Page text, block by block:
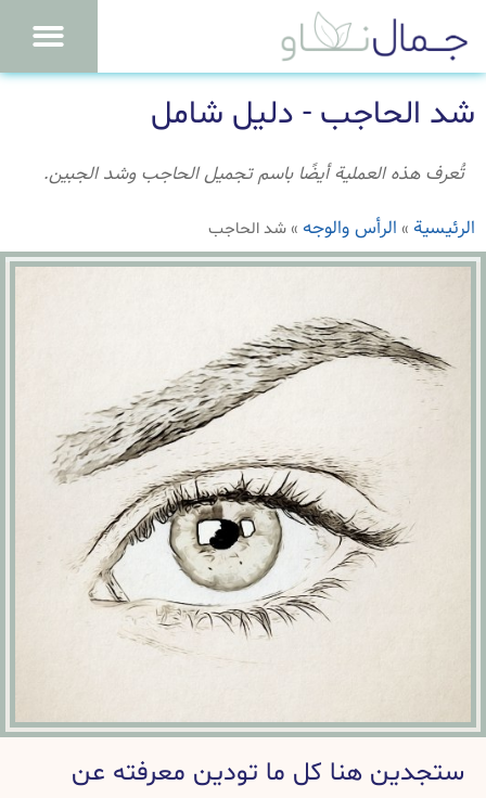
شد الحاجب - دليل شامل
تُعرف هذه العملية أيضًا باسم تجميل الحاجب وشد الجبين.
الرئيسية » الرأس والوجه » شد الحاجب
ستجدين هنا كل ما تودين معرفته عن